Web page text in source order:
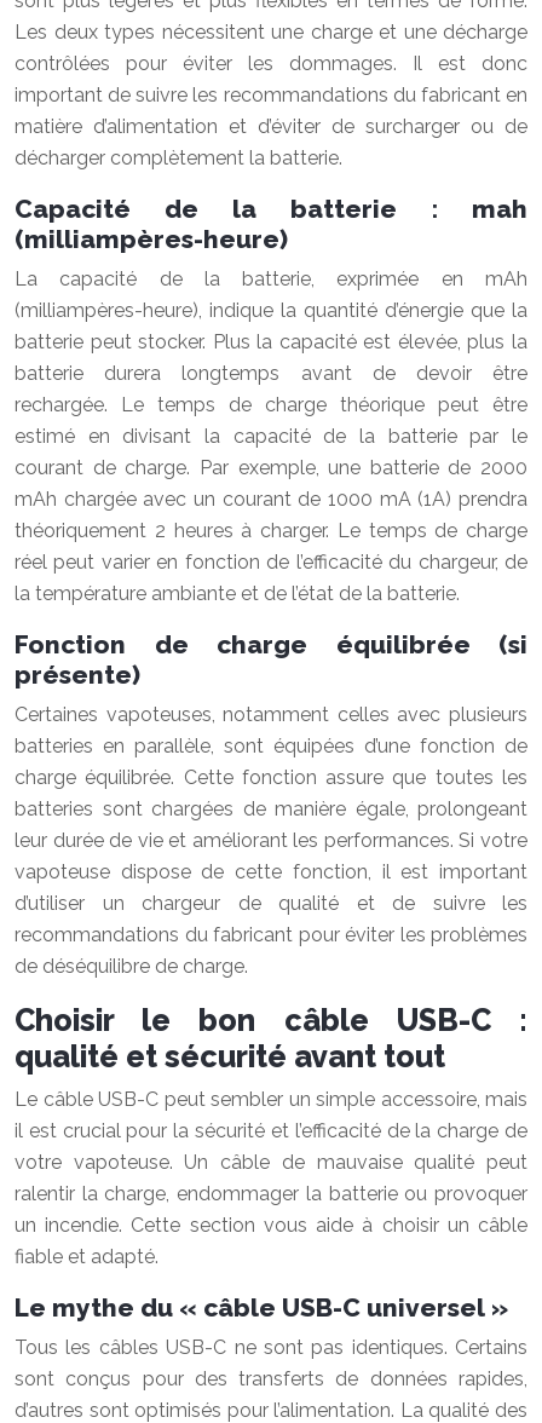
Les deux types nécessitent une charge et une décharge
contrôlées pour éviter les dommages. Il est donc
important de suivre les recommandations du fabricant en
matière d’alimentation et d’éviter de surcharger ou de
décharger complètement la batterie.
Capacité de la batterie : mah
(milliampères-heure)
La capacité de la batterie, exprimée en mAh
(milliampères-heure), indique la quantité d’énergie que la
batterie peut stocker. Plus la capacité est élevée, plus la
batterie durera longtemps avant de devoir être
rechargée. Le temps de charge théorique peut être
estimé en divisant la capacité de la batterie par le
courant de charge. Par exemple, une batterie de 2000
mAh chargée avec un courant de 1000 mA (1A) prendra
théoriquement 2 heures à charger. Le temps de charge
réel peut varier en fonction de l’efficacité du chargeur, de
la température ambiante et de l’état de la batterie.
Fonction de charge équilibrée (si
présente)
Certaines vapoteuses, notamment celles avec plusieurs
batteries en parallèle, sont équipées d’une fonction de
charge équilibrée. Cette fonction assure que toutes les
batteries sont chargées de manière égale, prolongeant
leur durée de vie et améliorant les performances. Si votre
vapoteuse dispose de cette fonction, il est important
d’utiliser un chargeur de qualité et de suivre les
recommandations du fabricant pour éviter les problèmes
de déséquilibre de charge.
Choisir le bon câble USB-C :
qualité et sécurité avant tout
Le câble USB-C peut sembler un simple accessoire, mais
il est crucial pour la sécurité et l’efficacité de la charge de
votre vapoteuse. Un câble de mauvaise qualité peut
ralentir la charge, endommager la batterie ou provoquer
un incendie. Cette section vous aide à choisir un câble
fiable et adapté.
Le mythe du « câble USB-C universel »
Tous les câbles USB-C ne sont pas identiques. Certains
sont conçus pour des transferts de données rapides,
d’autres sont optimisés pour l’alimentation. La qualité des